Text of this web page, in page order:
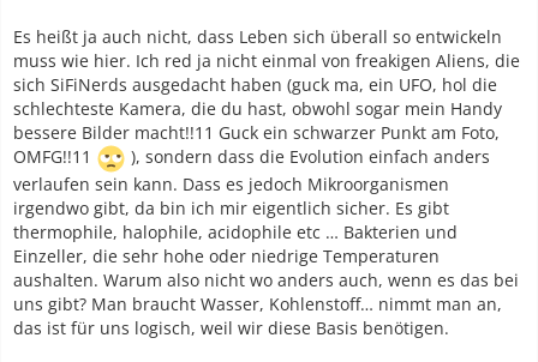
Es heißt ja auch nicht, dass Leben sich überall so entwickeln
muss wie hier. Ich red ja nicht einmal von freakigen Aliens, die
sich SiFiNerds ausgedacht haben (guck ma, ein UFO, hol die
schlechteste Kamera, die du hast, obwohl sogar mein Handy
bessere Bilder macht!!11 Guck ein schwarzer Punkt am Foto,
OMFG!!11
), sondern dass die Evolution einfach anders
verlaufen sein kann. Dass es jedoch Mikroorganismen
irgendwo gibt, da bin ich mir eigentlich sicher. Es gibt
thermophile, halophile, acidophile etc … Bakterien und
Einzeller, die sehr hohe oder niedrige Temperaturen
aushalten. Warum also nicht wo anders auch, wenn es das bei
uns gibt? Man braucht Wasser, Kohlenstoff… nimmt man an,
das ist für uns logisch, weil wir diese Basis benötigen.